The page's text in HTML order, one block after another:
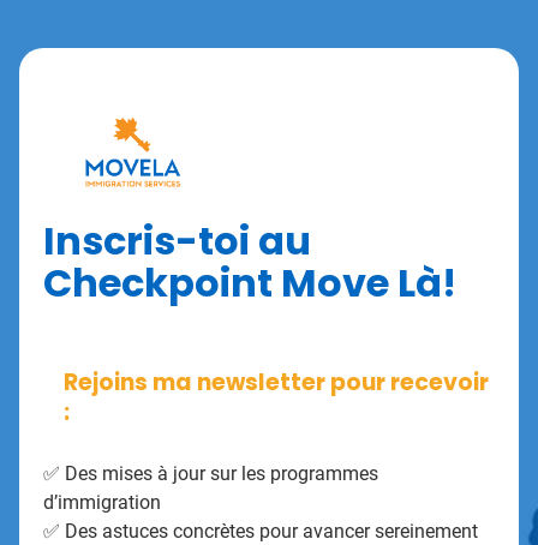
Inscris-toi au
Checkpoint Move Là!
Rejoins ma newsletter pour recevoir
:
✅ Des mises à jour sur les programmes
d’immigration
✅ Des astuces concrètes pour avancer sereinement